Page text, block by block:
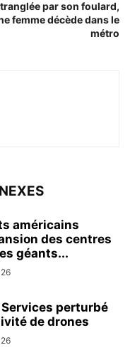
par son foulard,
femme décède dans le
métro
américains
des centres
géants...
perturbé
de drones